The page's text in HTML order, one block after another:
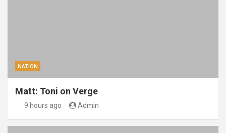
NATION
Matt: Toni on Verge
9 hours ago Admin